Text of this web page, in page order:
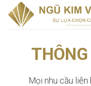
Skip
Mọi nhu cầu